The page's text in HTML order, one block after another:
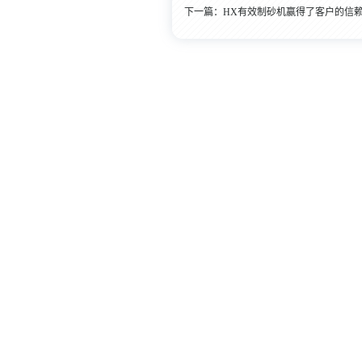
下一篇： HX有效制砂机赢得了客户的信